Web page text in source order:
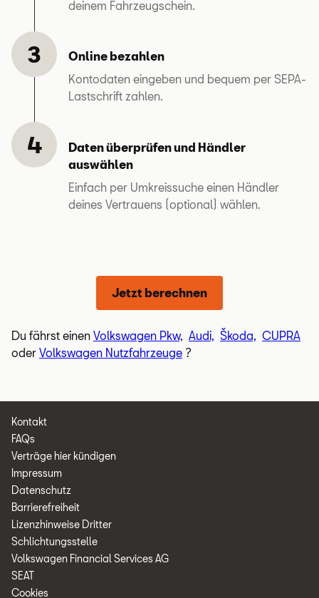
Privatkunden
Gewerbekunden
SEAT
Jetzt berechnen
deinem Fahrzeugschein.
Online bezahlen
Kontodaten eingeben und bequem per SEPA-
Lastschrift zahlen.
Daten überprüfen und Händler
auswählen
Einfach per Umkreissuche einen Händler
deines Vertrauens (optional) wählen.
Jetzt berechnen
Du fährst einen Volkswagen Pkw, Audi, Škoda, CUPRA
oder Volkswagen Nutzfahrzeuge ?
Legal
and
Privacy
Kontakt
FAQs
Verträge hier kündigen
Impressum
Datenschutz
Barrierefreiheit
Lizenzhinweise Dritter
Schlichtungsstelle
Volkswagen Financial Services AG
SEAT
Cookies